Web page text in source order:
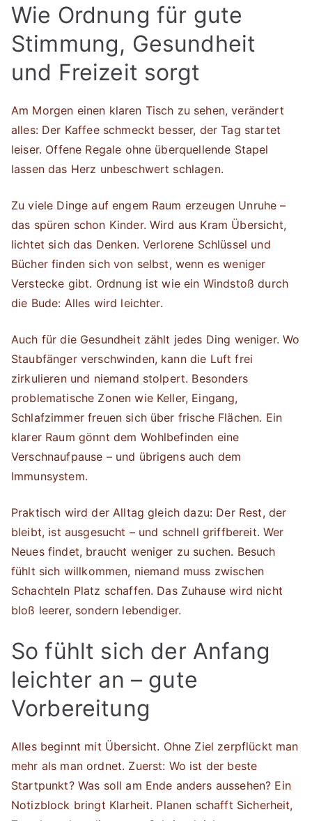
Wie Ordnung für gute
Stimmung, Gesundheit
und Freizeit sorgt
Am Morgen einen klaren Tisch zu sehen, verändert
alles: Der Kaffee schmeckt besser, der Tag startet
leiser. Offene Regale ohne überquellende Stapel
lassen das Herz unbeschwert schlagen.
Zu viele Dinge auf engem Raum erzeugen Unruhe –
das spüren schon Kinder. Wird aus Kram Übersicht,
lichtet sich das Denken. Verlorene Schlüssel und
Bücher finden sich von selbst, wenn es weniger
Verstecke gibt. Ordnung ist wie ein Windstoß durch
die Bude: Alles wird leichter.
Auch für die Gesundheit zählt jedes Ding weniger. Wo
Staubfänger verschwinden, kann die Luft frei
zirkulieren und niemand stolpert. Besonders
problematische Zonen wie Keller, Eingang,
Schlafzimmer freuen sich über frische Flächen. Ein
klarer Raum gönnt dem Wohlbefinden eine
Verschnaufpause – und übrigens auch dem
Immunsystem.
Praktisch wird der Alltag gleich dazu: Der Rest, der
bleibt, ist ausgesucht – und schnell griffbereit. Wer
Neues findet, braucht weniger zu suchen. Besuch
fühlt sich willkommen, niemand muss zwischen
Schachteln Platz schaffen. Das Zuhause wird nicht
bloß leerer, sondern lebendiger.
So fühlt sich der Anfang
leichter an – gute
Vorbereitung
Alles beginnt mit Übersicht. Ohne Ziel zerpflückt man
mehr als man ordnet. Zuerst: Wo ist der beste
Startpunkt? Was soll am Ende anders aussehen? Ein
Notizblock bringt Klarheit. Planen schafft Sicherheit,